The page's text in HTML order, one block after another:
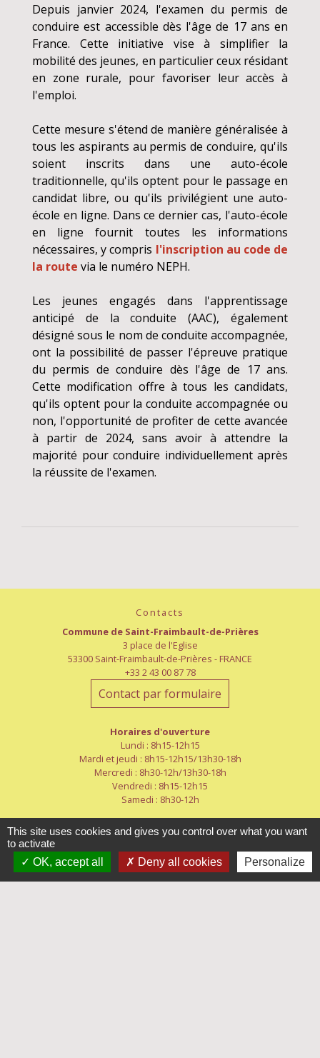
Depuis janvier 2024, l'examen du permis de
conduire est accessible dès l'âge de 17 ans en
France. Cette initiative vise à simplifier la
mobilité des jeunes, en particulier ceux résidant
en zone rurale, pour favoriser leur accès à
l'emploi.
Cette mesure s'étend de manière généralisée à
tous les aspirants au permis de conduire, qu'ils
soient inscrits dans une auto-école
traditionnelle, qu'ils optent pour le passage en
candidat libre, ou qu'ils privilégient une auto-
école en ligne. Dans ce dernier cas, l'auto-école
en ligne fournit toutes les informations
nécessaires, y compris l'inscription au code de
la route via le numéro NEPH.
Les jeunes engagés dans l'apprentissage
anticipé de la conduite (AAC), également
désigné sous le nom de conduite accompagnée,
ont la possibilité de passer l'épreuve pratique
du permis de conduire dès l'âge de 17 ans.
Cette modification offre à tous les candidats,
qu'ils optent pour la conduite accompagnée ou
non, l'opportunité de profiter de cette avancée
à partir de 2024, sans avoir à attendre la
majorité pour conduire individuellement après
la réussite de l'examen.
Contacts
Commune de Saint-Fraimbault-de-Prières
3 place de l'Eglise
53300 Saint-Fraimbault-de-Prières - FRANCE
+33 2 43 00 87 78
Contact par formulaire
Horaires d'ouverture
Lundi : 8h15-12h15
Mardi et jeudi : 8h15-12h15/13h30-18h
Mercredi : 8h30-12h/13h30-18h
Vendredi : 8h15-12h15
Samedi : 8h30-12h
This site uses cookies and gives you control over what you want
to activate
OK, accept all
Deny all cookies Personalize